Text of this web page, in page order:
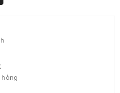
hàng